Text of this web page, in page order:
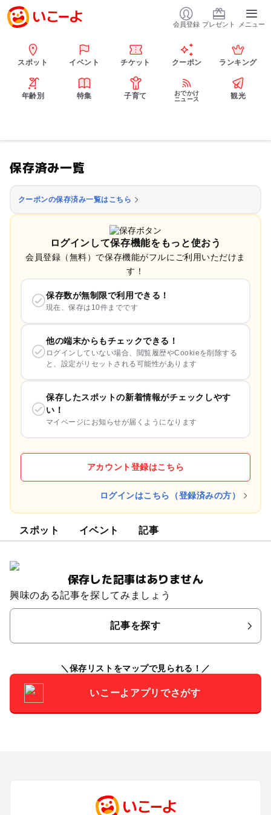
会員登録 プレゼント メニュー
スポット イベント チケット クーポン ランキング
年齢別 特集 子育て
おでかけ
ニュース
観光
保存済み一覧
クーポンの保存済み一覧はこちら
ログインして保存機能をもっと使おう
会員登録（無料）で保存機能がフルにご利用いただけま
す！
保存数が無制限で利用できる！
現在、保存は10件までです
他の端末からもチェックできる！
ログインしていない場合、閲覧履歴やCookieを削除する
と、設定がリセットされる可能性があります
保存したスポットの新着情報がチェックしやす
い！
マイページにお知らせが届くようになります
アカウント登録はこちら
ログインはこちら（登録済みの方）
スポット イベント 記事
保存した記事はありません
興味のある記事を探してみましょう
記事を探す
保存リストをマップで見られる！
いこーよアプリでさがす